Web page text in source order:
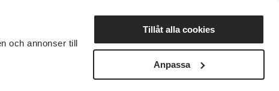
och annonser till
Tillåt alla cookies
Anpassa
Nyheter Avdelningar